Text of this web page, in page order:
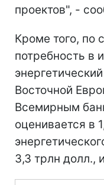
проектов", -
Кроме того, по
потребность в
Восточной
Всемирным
оценивается в
3,3 трлн долл.,